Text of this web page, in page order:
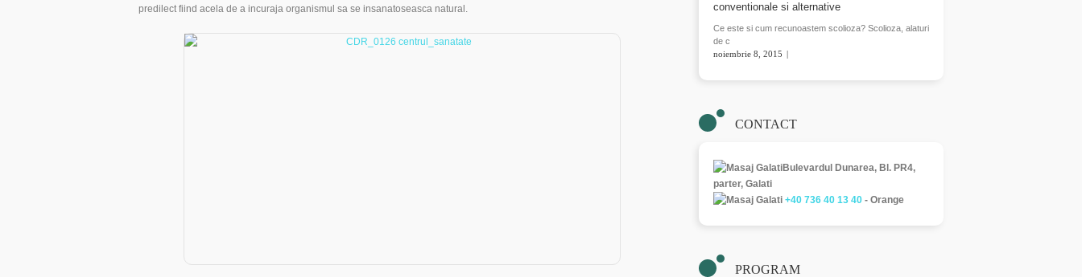
predilect fiind acela de a incuraja organismul sa se insanatoseasca natural.
conventionale si alternative
Ce este si cum recunoastem scolioza? Scolioza, alaturi
de c
noiembrie 8, 2015
CONTACT
Bulevardul Dunarea, Bl. PR4,
parter, Galati
+40 736 40 13 40 - Orange
PROGRAM